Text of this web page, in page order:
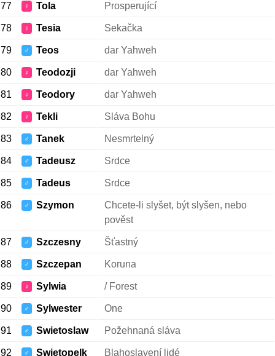
77 ♀ Tola Prosperující
78 ♀ Tesia Sekačka
79 ♂ Teos dar Yahweh
80 ♀ Teodozji dar Yahweh
81 ♀ Teodory dar Yahweh
82 ♀ Tekli Sláva Bohu
83 ♂ Tanek Nesmrtelný
84 ♂ Tadeusz Srdce
85 ♂ Tadeus Srdce
86 ♂ Szymon
Chcete-li slyšet, být slyšen, nebo
pověst
87 ♂ Szczesny Šťastný
88 ♂ Szczepan Koruna
89 ♀ Sylwia / Forest
90 ♂ Sylwester One
91 ♂ Swietoslaw Požehnaná sláva
92 ♂ Swietopelk Blahoslavení lidé